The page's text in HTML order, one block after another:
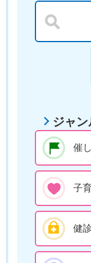
ジャン
催し
子
健